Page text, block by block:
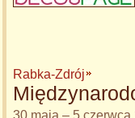
Rabka-Zdrój
30 maja – 5